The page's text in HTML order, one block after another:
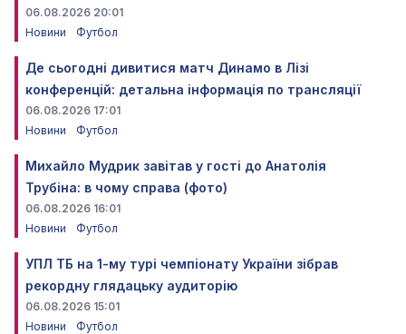
06.08.2026 20:01
Новини
Футбол
Де сьогодні дивитися матч Динамо в Лізі
конференцій: детальна інформація по трансляції
06.08.2026 17:01
Новини
Футбол
Михайло Мудрик завітав у гості до Анатолія
Трубіна: в чому справа (фото)
06.08.2026 16:01
Новини
Футбол
УПЛ ТБ на 1-му турі чемпіонату України зібрав
рекордну глядацьку аудиторію
06.08.2026 15:01
Новини
Футбол